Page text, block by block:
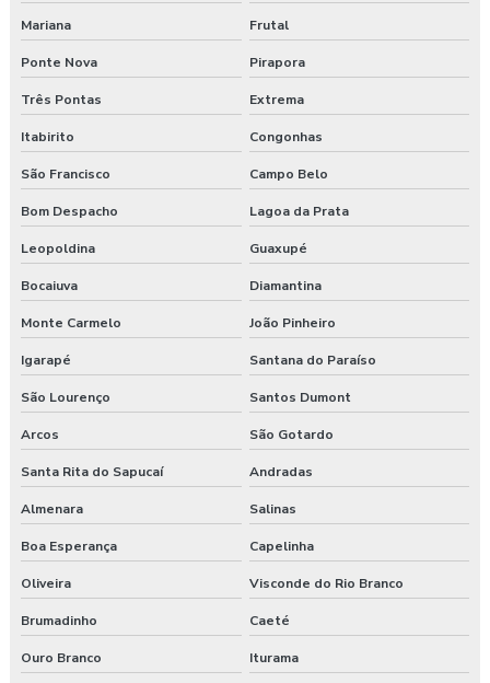
Laudo ergonômico de iluminação
Laudo ergonômico motorista caminhão
Laudo ergonômico nr17
Laudo ergonômico pgr
Laudo ergonômico preço
Laudo esocial
Laudo pgr esocial
Laudo sst esocial
Laudo técnico ergonômico
Nr 31 treinamento máquinas agrícolas
Orçamento laudo ergonômico
Pgr rural
Mariana Frutal
Ponte Nova Pirapora
Três Pontas Extrema
Itabirito Congonhas
São Francisco Campo Belo
Bom Despacho Lagoa da Prata
Leopoldina Guaxupé
Bocaiuva Diamantina
Monte Carmelo João Pinheiro
Igarapé Santana do Paraíso
São Lourenço Santos Dumont
Arcos São Gotardo
Santa Rita do Sapucaí Andradas
Almenara Salinas
Boa Esperança Capelinha
Oliveira Visconde do Rio Branco
Brumadinho Caeté
Ouro Branco Iturama